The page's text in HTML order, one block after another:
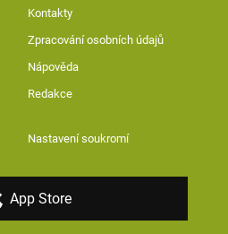
Kontakty
Zpracování osobních údajů
Nápověda
Redakce
Nastavení soukromí
App Store